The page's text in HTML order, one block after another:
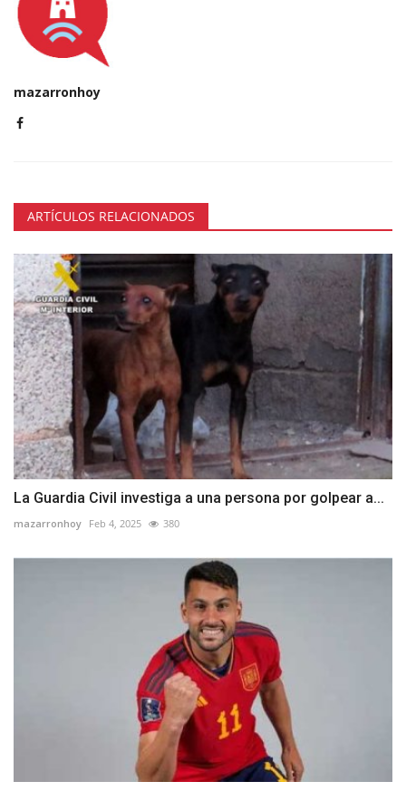
mazarronhoy
ARTÍCULOS RELACIONADOS
La Guardia Civil investiga a una persona por golpear a...
mazarronhoy Feb 4, 2025 380